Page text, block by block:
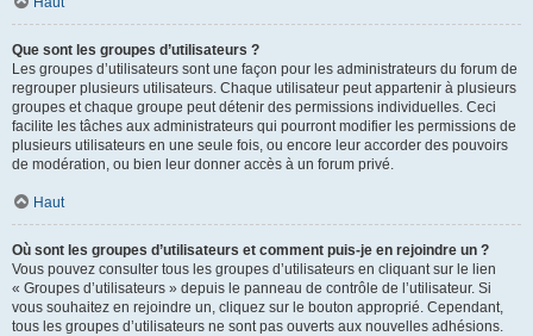
Que sont les groupes d’utilisateurs ?
Les groupes d’utilisateurs sont une façon pour les administrateurs du forum de
regrouper plusieurs utilisateurs. Chaque utilisateur peut appartenir à plusieurs
groupes et chaque groupe peut détenir des permissions individuelles. Ceci
facilite les tâches aux administrateurs qui pourront modifier les permissions de
plusieurs utilisateurs en une seule fois, ou encore leur accorder des pouvoirs
de modération, ou bien leur donner accès à un forum privé.
Haut
Où sont les groupes d’utilisateurs et comment puis-je en rejoindre un ?
Vous pouvez consulter tous les groupes d’utilisateurs en cliquant sur le lien
« Groupes d’utilisateurs » depuis le panneau de contrôle de l’utilisateur. Si
vous souhaitez en rejoindre un, cliquez sur le bouton approprié. Cependant,
tous les groupes d’utilisateurs ne sont pas ouverts aux nouvelles adhésions.